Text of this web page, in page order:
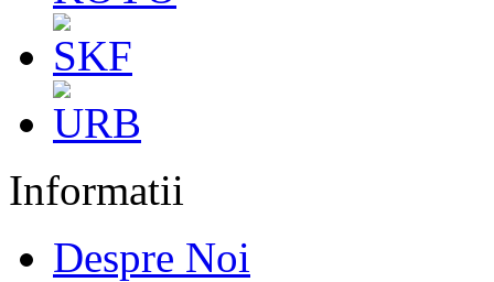
Informatii
Despre Noi